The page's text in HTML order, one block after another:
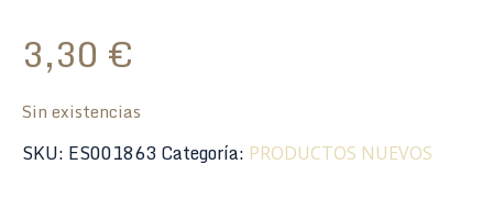
3,30 €
Sin existencias
SKU: ES001863Categoría: PRODUCTOS NUEVOS